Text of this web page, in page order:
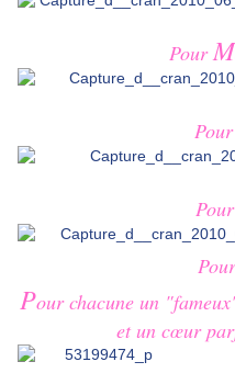
PourM
Pour
Pour chacune un
et un cœur